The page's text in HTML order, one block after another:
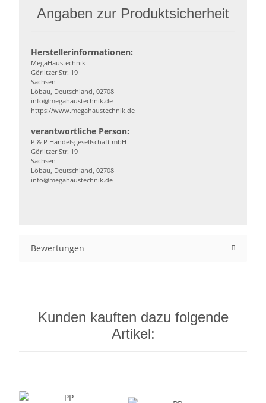
Angaben zur Produktsicherheit
Herstellerinformationen:
MegaHaustechnik
Görlitzer Str. 19
Sachsen
Löbau, Deutschland, 02708
info@megahaustechnik.de
https://www.megahaustechnik.de
verantwortliche Person:
P & P Handelsgesellschaft mbH
Görlitzer Str. 19
Sachsen
Löbau, Deutschland, 02708
info@megahaustechnik.de
Bewertungen
Kunden kauften dazu folgende
Artikel: